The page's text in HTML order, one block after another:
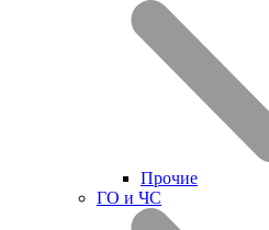
Прочие
ГО и ЧС